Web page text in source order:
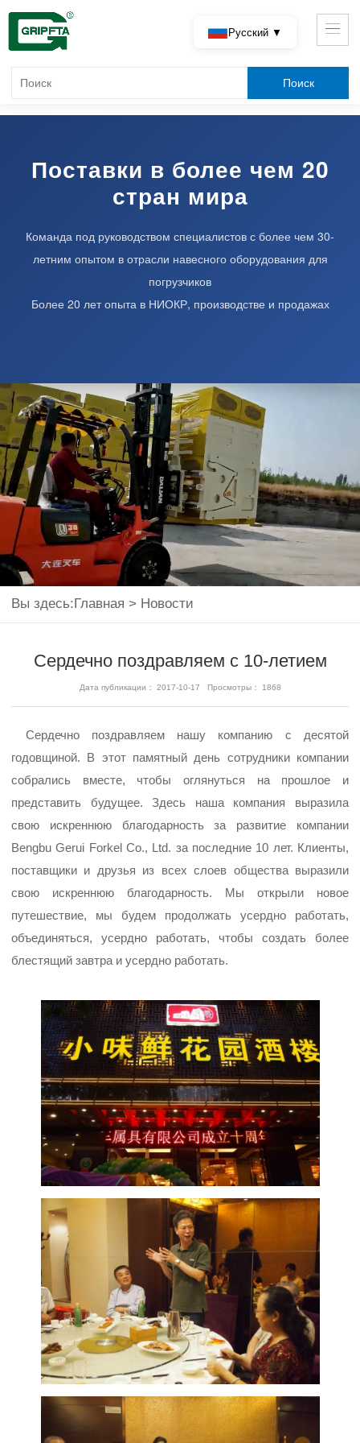
Русский ▼
Поставки в более чем 20
стран мира
Команда под руководством специалистов с более чем 30-
летним опытом в отрасли навесного оборудования для
погрузчиков
Более 20 лет опыта в НИОКР, производстве и продажах
Вы здесь: Главная > Новости
Сердечно поздравляем с 10-летием
Дата публикации： 2017-10-17 Просмотры： 1868
Сердечно поздравляем нашу компанию с десятой
годовщиной. В этот памятный день сотрудники компании
собрались вместе, чтобы оглянуться на прошлое и
представить будущее. Здесь наша компания выразила
свою искреннюю благодарность за развитие компании
Bengbu Gerui Forkel Co., Ltd. за последние 10 лет. Клиенты,
поставщики и друзья из всех слоев общества выразили
свою искреннюю благодарность. Мы открыли новое
путешествие, мы будем продолжать усердно работать,
объединяться, усердно работать, чтобы создать более
блестящий завтра и усердно работать.